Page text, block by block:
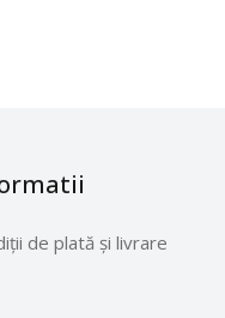
de plată și livrare